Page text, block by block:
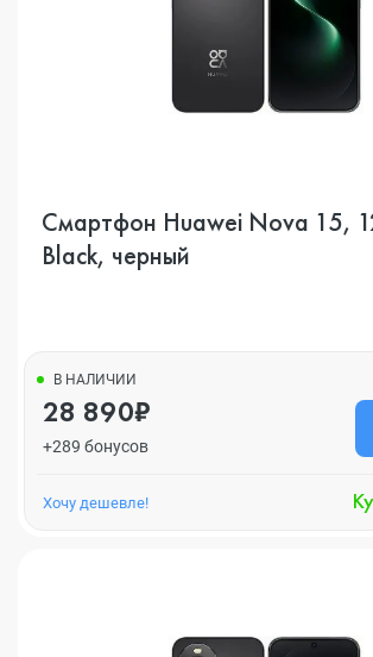
Смартфон Huawei Nova 15,
Black, черный
В НАЛИЧИИ
28 890₽
+289 бонусов
Хочу дешевле!